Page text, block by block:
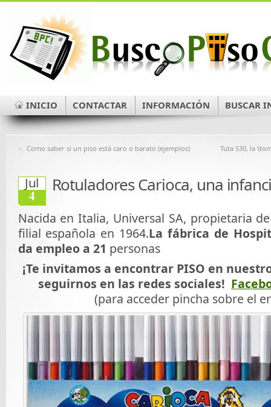
INICIO CONTACTAR INFORMACIÓN BUSCAR
« Como saber si un piso está caro o barato (ejemplos) Tuta S30, la
Jul
4
Rotuladores Carioca, una
Nacida en Italia, Universal SA, propietaria
filial española en 1964.La fábrica de
da empleo a 21 personas
¡Te invitamos a encontrar PISO en
seguirnos en las redes sociales!
(para acceder pincha sobre el